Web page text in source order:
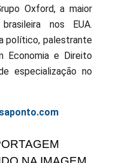
Oxford, a maior
nos EUA.
político, palestrante
Economia e Direito
especialização no